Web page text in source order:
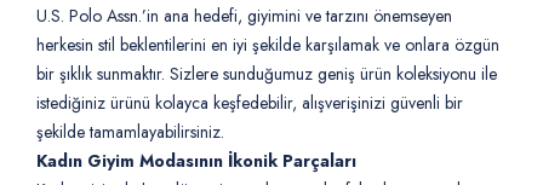
U.S. Polo Assn.’in ana hedefi, giyimini ve tarzını önemseyen
herkesin stil beklentilerini en iyi şekilde karşılamak ve onlara özgün
bir şıklık sunmaktır. Sizlere sunduğumuz geniş ürün koleksiyonu ile
istediğiniz ürünü kolayca keşfedebilir, alışverişinizi güvenli bir
şekilde tamamlayabilirsiniz.
Kadın Giyim Modasının İkonik Parçaları